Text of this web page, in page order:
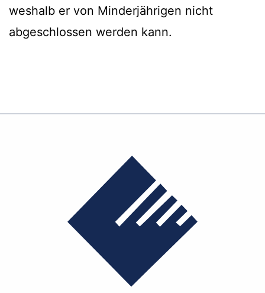
weshalb er von Minderjährigen nicht
abgeschlossen werden kann.